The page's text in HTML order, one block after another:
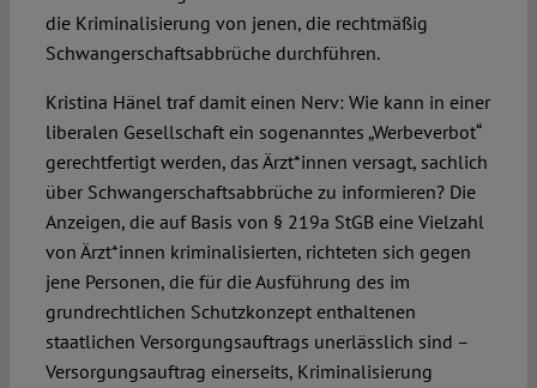
die Kriminalisierung von jenen, die rechtmäßig
Schwangerschaftsabbrüche durchführen.
Kristina Hänel traf damit einen Nerv: Wie kann in einer
liberalen Gesellschaft ein sogenanntes „Werbeverbot“
gerechtfertigt werden, das Ärzt*innen versagt, sachlich
über Schwangerschaftsabbrüche zu informieren? Die
Anzeigen, die auf Basis von § 219a StGB eine Vielzahl
von Ärzt*innen kriminalisierten, richteten sich gegen
jene Personen, die für die Ausführung des im
grundrechtlichen Schutzkonzept enthaltenen
staatlichen Versorgungsauftrags unerlässlich sind –
Versorgungsauftrag einerseits, Kriminalisierung